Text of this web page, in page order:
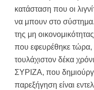
κατάσταση που οι
να μπουν στο σύστημα.
της μη
που εφευρέθηκε τώρα,
τουλάχιστον δέκα
ΣΥΡΙΖΑ, που
παρεξήγηση είναι